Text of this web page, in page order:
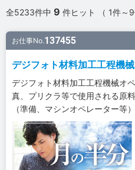
全5233件中 9 件ヒット （ 1件～9
お仕事No.137455
デジフォト材料加工工程機
デジフォト材料加工工程機械オ
真、プリクラ等で使用される原
（準備、マシンオペレーター等）